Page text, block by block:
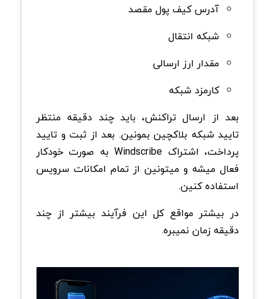
آدرس کیف پول مقصد
شبکه انتقال
مقدار ارز ارسالی
کارمزد شبکه
بعد از ارسال تراکنش، باید چند دقیقه منتظر
تایید شبکه بلاکچین بمونین. بعد از ثبت و تایید
پرداخت، اشتراک Windscribe به صورت خودکار
فعال میشه و میتونین از تمام امکانات سرویس
استفاده کنین.
در بیشتر مواقع کل این فرآیند بیشتر از چند
دقیقه زمان نمیبره.